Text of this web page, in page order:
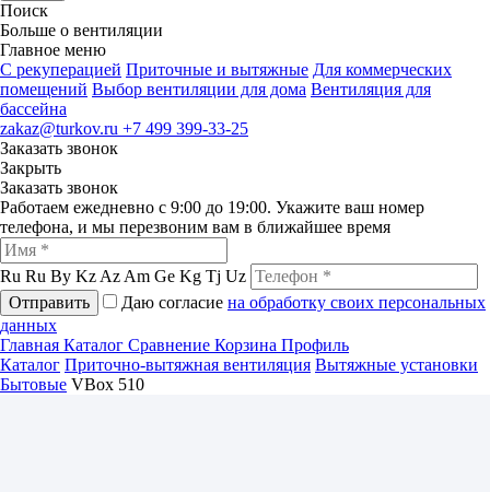
Поиск
Больше о вентиляции
Главное меню
C рекуперацией Приточные и вытяжные Для коммерческих
помещений Выбор вентиляции для дома Вентиляция для
бассейна
zakaz@turkov.ru +7 499 399-33-25
Заказать звонок
Закрыть
Заказать звонок
Работаем ежедневно с 9:00 до 19:00. Укажите ваш номер
телефона, и мы перезвоним вам в ближайшее время
Ru Ru By Kz Az Am Ge Kg Tj Uz
Отправить
Даю согласие на обработку своих персональных
данных
Главная Каталог Сравнение Корзина Профиль
Каталог Приточно-вытяжная вентиляция Вытяжные установки
Бытовые VBox 510